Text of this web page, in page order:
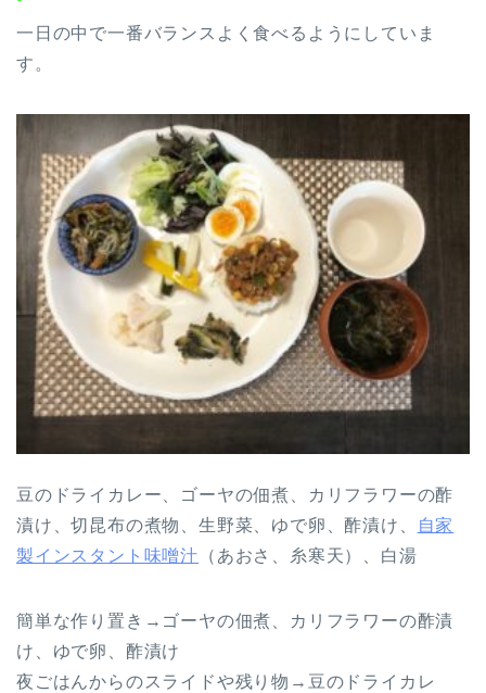
一日の中で一番バランスよく食べるようにしていま
す。
豆のドライカレー、ゴーヤの佃煮、カリフラワーの酢
漬け、切昆布の煮物、生野菜、ゆで卵、酢漬け、
自家
製インスタント味噌汁 （あおさ、糸寒天）、白湯
簡単な作り置き→ゴーヤの佃煮、カリフラワーの酢漬
け、ゆで卵、酢漬け
夜ごはんからのスライドや残り物→豆のドライカレ